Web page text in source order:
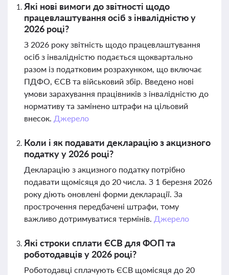
Які нові вимоги до звітності щодо
працевлаштування осіб з інвалідністю у
2026 році?
З 2026 року звітність щодо працевлаштування
осіб з інвалідністю подається щоквартально
разом із податковим розрахунком, що включає
ПДФО, ЄСВ та військовий збір. Введено нові
умови зарахування працівників з інвалідністю до
нормативу та замінено штрафи на цільовий
внесок. Джерело
Коли і як подавати декларацію з акцизного
податку у 2026 році?
Декларацію з акцизного податку потрібно
подавати щомісяця до 20 числа. З 1 березня 2026
року діють оновлені форми декларації. За
прострочення передбачені штрафи, тому
важливо дотримуватися термінів. Джерело
Які строки сплати ЄСВ для ФОП та
роботодавців у 2026 році?
Роботодавці сплачують ЄСВ щомісяця до 20